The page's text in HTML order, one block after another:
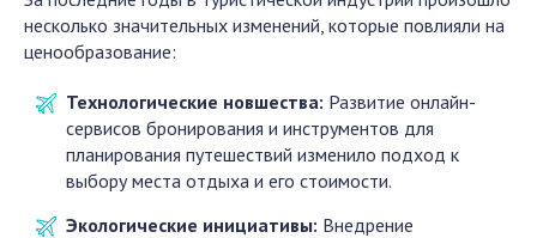
несколько значительных изменений, которые повлияли на
ценообразование:
Технологические новшества: Развитие онлайн-
сервисов бронирования и инструментов для
планирования путешествий изменило подход к
выбору места отдыха и его стоимости.
Экологические инициативы: Внедрение